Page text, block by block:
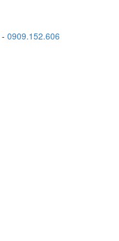
- 0909.152.606